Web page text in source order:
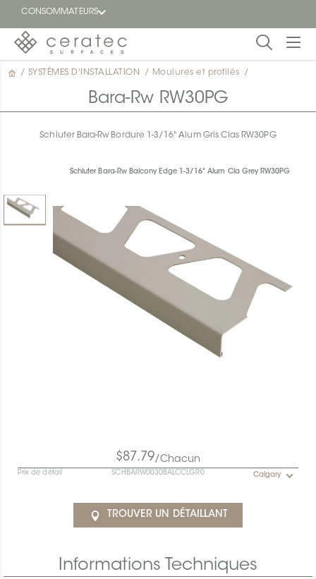
CONSOMMATEURS
En
vedette
un
/ SYSTÈMES D'INSTALLATION / Moulures et profilés /
Bara-Rw RW30PG
Schluter Bara-Rw Bordure 1-3/16" Alum Gris Clas RW30PG
Schluter Bara-Rw Balcony Edge 1-3/16" Alum Cla Grey RW30PG
$87.79/Chacun
Prix de détail SCHBARW0030BALCCLGR0 Calgary
TROUVER UN DÉTAILLANT
Informations Techniques